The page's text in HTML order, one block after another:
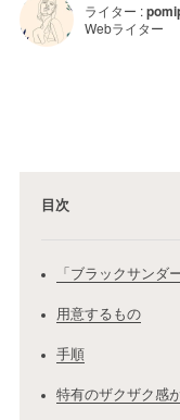
ライター :
Webライター
目次
「ブラックサンダ
用意するもの
手順
特有のザクザク感